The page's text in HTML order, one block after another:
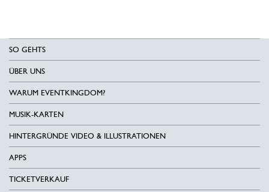
SO GEHTS
ÜBER UNS
WARUM EVENTKINGDOM?
MUSIK-KARTEN
HINTERGRÜNDE VIDEO & ILLUSTRATIONEN
APPS
TICKETVERKAUF